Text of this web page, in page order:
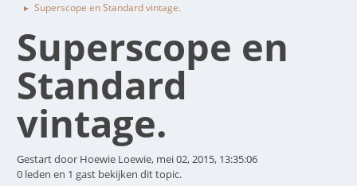
► Superscope en Standard vintage.
Superscope en
Standard
vintage.
Gestart door Hoewie Loewie, mei 02, 2015, 13:35:06
0 leden en 1 gast bekijken dit topic.